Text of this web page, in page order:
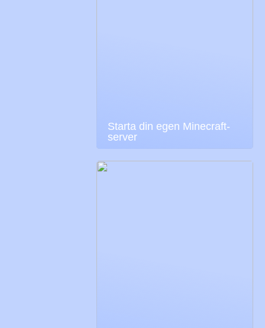
Starta din egen Minecraft-
server